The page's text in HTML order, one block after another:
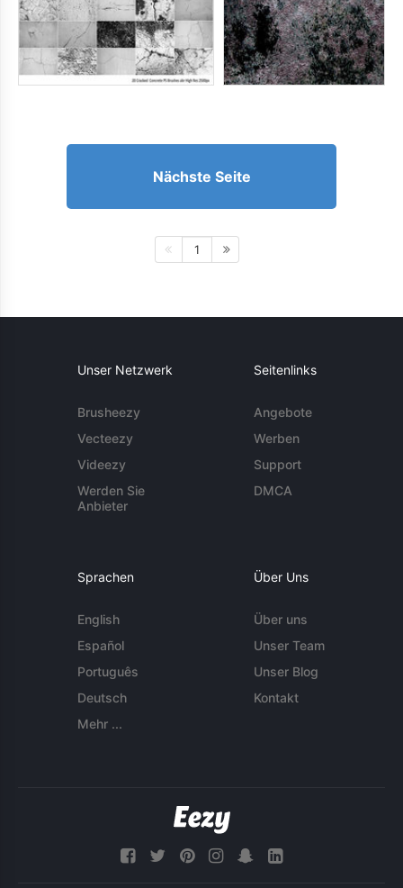
Nächste Seite
1
Unser Netzwerk
Brusheezy
Vecteezy
Videezy
Werden Sie
Anbieter
Seitenlinks
Angebote
Werben
Support
DMCA
Sprachen
English
Español
Português
Deutsch
Mehr ...
Über Uns
Über uns
Unser Team
Unser Blog
Kontakt